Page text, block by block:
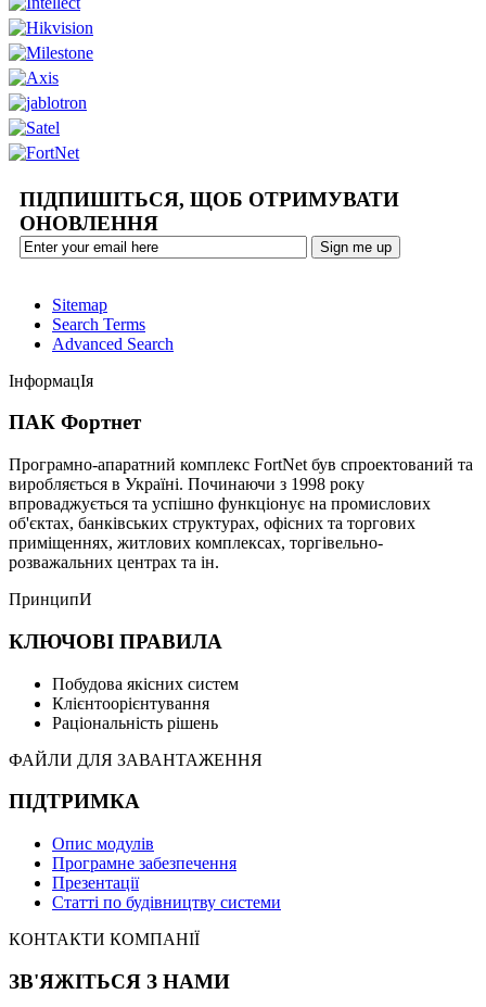
ПІДПИШІТЬСЯ, ЩОБ ОТРИМУВАТИ
ОНОВЛЕННЯ
Sitemap
Search Terms
Advanced Search
ІнформацІя
ПАК Фортнет
Програмно-апаратний комплекс FortNet був спроектований та
виробляється в Україні. Починаючи з 1998 року
впроваджується та успішно функціонує на промислових
об'єктах, банківських структурах, офісних та торгових
приміщеннях, житлових комплексах, торгівельно-
розважальних центрах та ін.
ПринципИ
КЛЮЧОВІ ПРАВИЛА
Побудова якісних систем
Клієнтоорієнтування
Раціональність рішень
ФАЙЛИ ДЛЯ ЗАВАНТАЖЕННЯ
ПІДТРИМКА
Опис модулів
Програмне забезпечення
Презентації
Статті по будівництву системи
КОНТАКТИ КОМПАНІЇ
ЗВ'ЯЖІТЬСЯ З НАМИ